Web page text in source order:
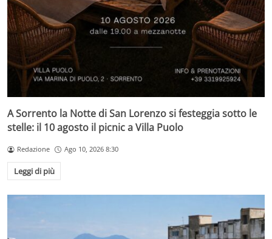
A Sorrento la Notte di San Lorenzo si festeggia sotto le
stelle: il 10 agosto il picnic a Villa Puolo
Redazione Ago 10, 2026 8:30
Leggi di più